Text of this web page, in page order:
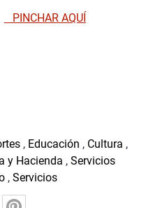
PINCHAR AQUÍ
, Educación , Cultura ,
y Hacienda , Servicios
, Servicios